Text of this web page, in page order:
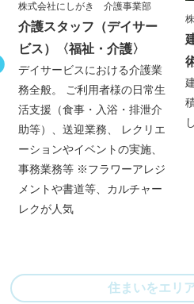
株式会社にしがき 介護事業部
介護スタッフ（デイサー
ビス）
〈福祉・介護〉
デイサービスにおける介護業
務全般。 ご利用者様の日常生
活支援（食事・入浴・排泄介
助等）、送迎業務、 レクリエ
ーションやイベントの実施、
事務業務等 ※フラワーアレジ
メントや書道等、カルチャー
レクが人気
住まいをエリ